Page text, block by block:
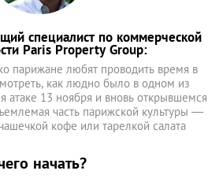
специалист по коммерческой
Paris Property Group:
парижане любят проводить время в
как людно было в одном из
атаке 13 ноября и вновь открывшемся
часть парижской культуры —
кофе или тарелкой салата
начать?